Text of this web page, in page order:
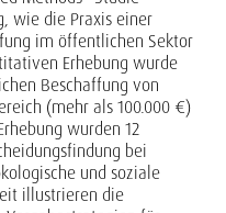
wie die Praxis einer
im öffentlichen Sektor
Erhebung wurde
Beschaffung von
(mehr als 100.000 €)
wurden 12
bei
und soziale
illustrieren die